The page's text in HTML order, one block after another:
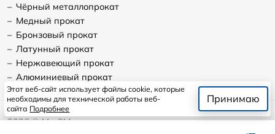
– Чёрный металлопрокат
– Медный прокат
– Бронзовый прокат
– Латунный прокат
– Нержавеющий прокат
– Алюминиевый прокат
2026©Мет2Мет
Этот веб-сайт использует файлы cookie, которые
необходимы для технической работы веб-
сайта Подробнее
Принимаю